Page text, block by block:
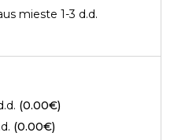
mieste 1-3 d.d.
(0.00€)
(0.00€)